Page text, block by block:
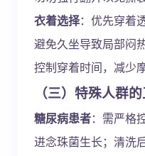
衣着选择：优先穿着
避免久坐导致局部闷
控制穿着时间，减少
（三）特殊人群
糖尿病患者：需严格
进念珠菌生长；清洗